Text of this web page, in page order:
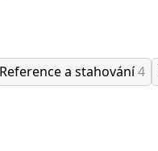
Reference a stahování4